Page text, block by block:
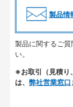
製品情
製品に関するご
い。
※お取引（見積り
は、 弊社営業窓口